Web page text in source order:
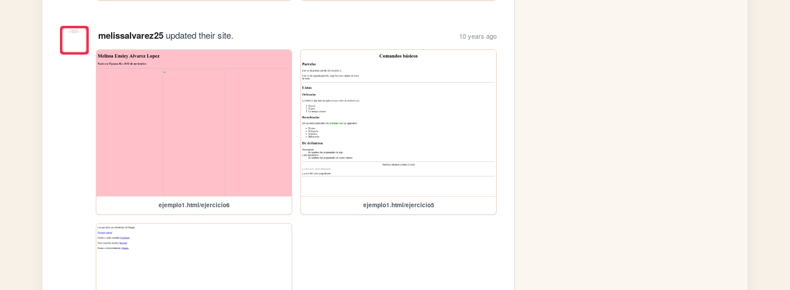
melissalvarez25updated their site. 10 years ago
ejemplo1.html/ejercicio6 ejemplo1.html/ejercicio5